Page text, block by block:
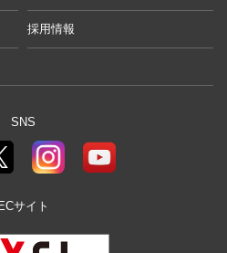
採用情報
SNS
ECサイト